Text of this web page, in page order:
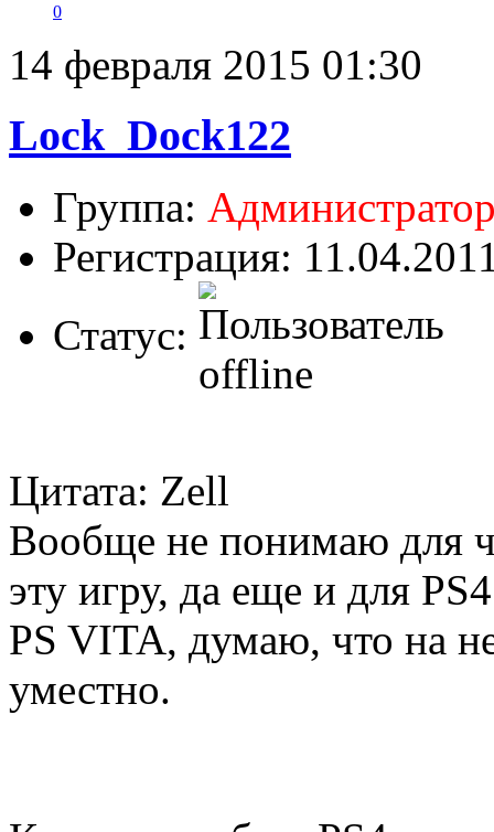
0
14 февраля 2015 01:30
Lock_Dock122
Группа:
Регистрация:
Статус:
Цитата: Zell
Вообще не понимаю для
эту игру, да еще и для
PS VITA, думаю, что на
уместно.